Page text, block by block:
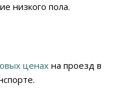
низкого пола.
ценахна проезд в